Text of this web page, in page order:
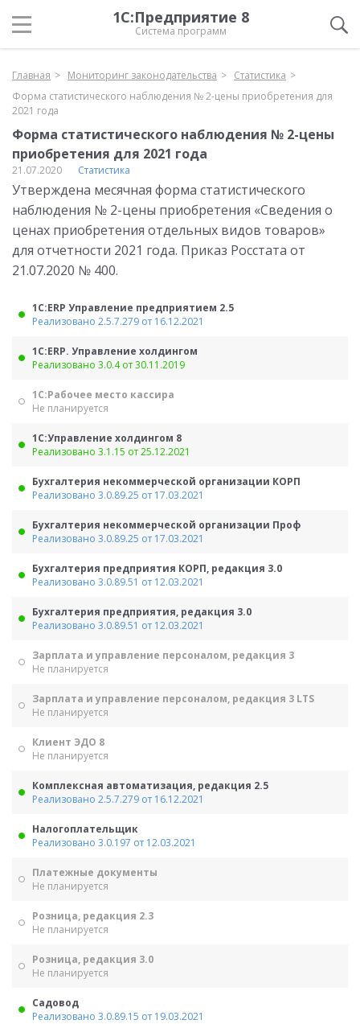
1С:Предприятие 8
Система программ
Главная Мониторинг законодательства
Статистика
Форма статистического наблюдения № 2-цены приобретения для
2021 года
Форма статистического наблюдения № 2-цены
приобретения для 2021 года
21.07.2020 Статистика
Утверждена месячная форма статистического
наблюдения № 2-цены приобретения «Сведения о
ценах приобретения отдельных видов товаров»
для отчетности 2021 года. Приказ Росстата от
21.07.2020 № 400.
1С:ERP Управление предприятием 2.5
Реализовано 2.5.7.279 от 16.12.2021
1С:ERP. Управление холдингом
Реализовано 3.0.4 от 30.11.2019
1С:Рабочее место кассира
Не планируется
1С:Управление холдингом 8
Реализовано 3.1.15 от 25.12.2021
Бухгалтерия некоммерческой организации КОРП
Реализовано 3.0.89.25 от 17.03.2021
Бухгалтерия некоммерческой организации Проф
Реализовано 3.0.89.25 от 17.03.2021
Бухгалтерия предприятия КОРП, редакция 3.0
Реализовано 3.0.89.51 от 12.03.2021
Бухгалтерия предприятия, редакция 3.0
Реализовано 3.0.89.51 от 12.03.2021
Зарплата и управление персоналом, редакция 3
Не планируется
Зарплата и управление персоналом, редакция 3 LTS
Не планируется
Клиент ЭДО 8
Не планируется
Комплексная автоматизация, редакция 2.5
Реализовано 2.5.7.279 от 16.12.2021
Налогоплательщик
Реализовано 3.0.197 от 12.03.2021
Платежные документы
Не планируется
Розница, редакция 2.3
Не планируется
Розница, редакция 3.0
Не планируется
Садовод
Реализовано 3.0.89.15 от 19.03.2021